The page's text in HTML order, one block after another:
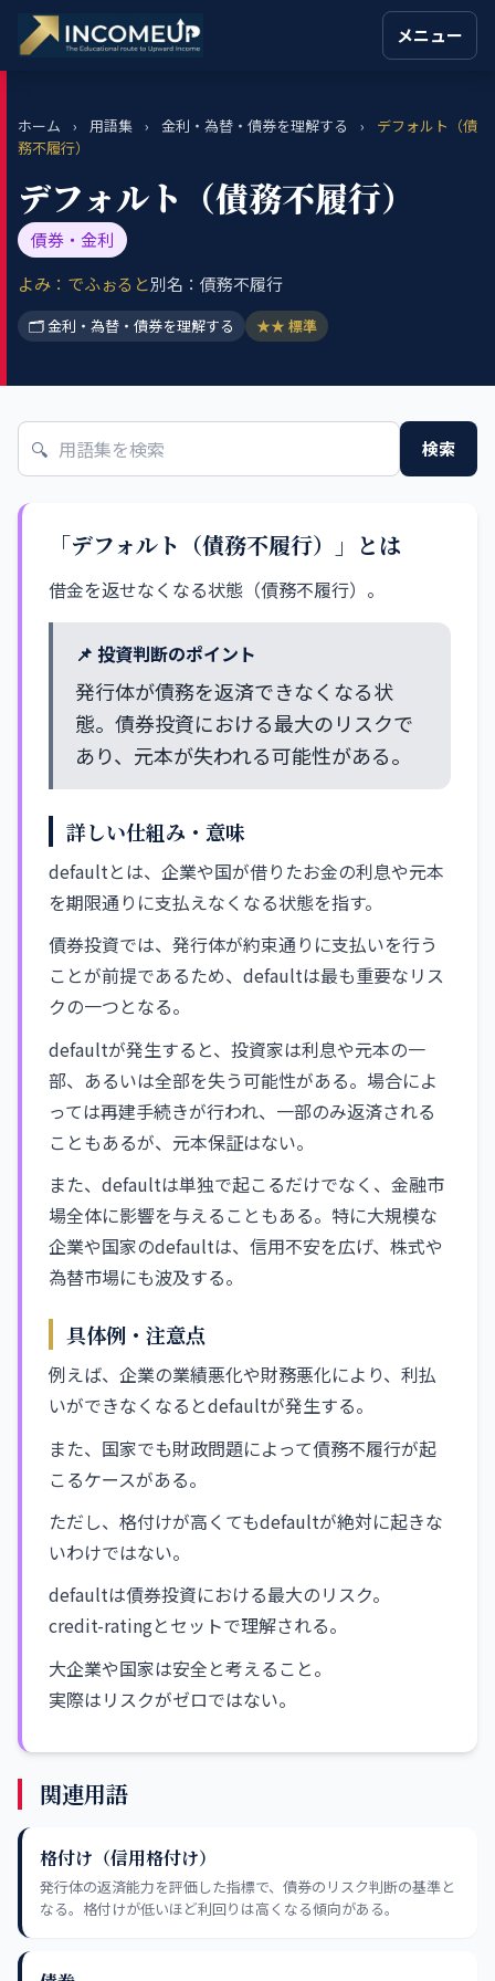
メニュー
ホーム › 用語集 › 金利・為替・債券を理解する ›
デフォルト（債
務不履行）
デフォルト（債務不履行）
債券・金利
よみ：でふぉると別名：債務不履行
🗂 金利・為替・債券を理解する ★★ 標準
🔍 検索
「デフォルト（債務不履行）」とは
借金を返せなくなる状態（債務不履行）。
📌 投資判断のポイント
発行体が債務を返済できなくなる状
態。債券投資における最大のリスクで
あり、元本が失われる可能性がある。
詳しい仕組み・意味
defaultとは、企業や国が借りたお金の利息や元本
を期限通りに支払えなくなる状態を指す。
債券投資では、発行体が約束通りに支払いを行う
ことが前提であるため、defaultは最も重要なリス
クの一つとなる。
defaultが発生すると、投資家は利息や元本の一
部、あるいは全部を失う可能性がある。場合によ
っては再建手続きが行われ、一部のみ返済される
こともあるが、元本保証はない。
また、defaultは単独で起こるだけでなく、金融市
場全体に影響を与えることもある。特に大規模な
企業や国家のdefaultは、信用不安を広げ、株式や
為替市場にも波及する。
具体例・注意点
例えば、企業の業績悪化や財務悪化により、利払
いができなくなるとdefaultが発生する。
また、国家でも財政問題によって債務不履行が起
こるケースがある。
ただし、格付けが高くてもdefaultが絶対に起きな
いわけではない。
defaultは債券投資における最大のリスク。
credit-ratingとセットで理解される。
大企業や国家は安全と考えること。
実際はリスクがゼロではない。
関連用語
格付け（信用格付け）
発行体の返済能力を評価した指標で、債券のリスク判断の基準と
なる。格付けが低いほど利回りは高くなる傾向がある。